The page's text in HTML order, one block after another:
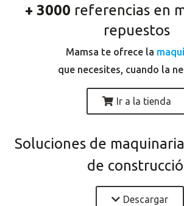
+ 3000 referencias en
repuestos
Mamsa te ofrece la
que necesites, cuando la
Ir a la tienda
Soluciones de
de
Descargar